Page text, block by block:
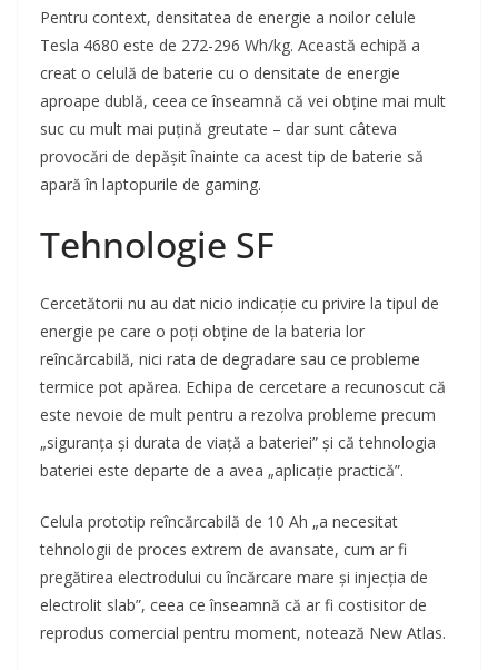
Pentru context, densitatea de energie a noilor celule
Tesla 4680 este de 272-296 Wh/kg. Această echipă a
creat o celulă de baterie cu o densitate de energie
aproape dublă, ceea ce înseamnă că vei obține mai mult
suc cu mult mai puțină greutate – dar sunt câteva
provocări de depășit înainte ca acest tip de baterie să
apară în laptopurile de gaming.
Tehnologie SF
Cercetătorii nu au dat nicio indicație cu privire la tipul de
energie pe care o poți obține de la bateria lor
reîncărcabilă, nici rata de degradare sau ce probleme
termice pot apărea. Echipa de cercetare a recunoscut că
este nevoie de mult pentru a rezolva probleme precum
„siguranța și durata de viață a bateriei” și că tehnologia
bateriei este departe de a avea „aplicație practică”.
Celula prototip reîncărcabilă de 10 Ah „a necesitat
tehnologii de proces extrem de avansate, cum ar fi
pregătirea electrodului cu încărcare mare și injecția de
electrolit slab”, ceea ce înseamnă că ar fi costisitor de
reprodus comercial pentru moment, notează New Atlas.